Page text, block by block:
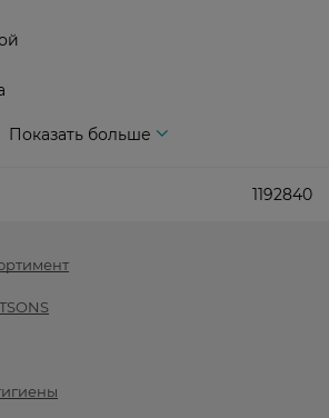
Показать больше
1192840